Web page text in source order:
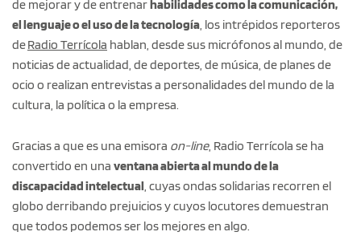
de mejorar y de entrenarhabilidades como la comunicación,
el lenguaje o el uso de la tecnología , los intrépidos reporteros
deRadio Terrícola hablan, desde sus micrófonos al mundo, de
noticias de actualidad, de deportes, de música, de planes de
ocio o realizan entrevistas a personalidades del mundo de la
cultura, la política o la empresa.
Gracias a que es una emisora on-line, Radio Terrícola se ha
convertido en una ventana abierta al mundo de la
discapacidad intelectual , cuyas ondas solidarias recorren el
globo derribando prejuicios y cuyos locutores demuestran
que todos podemos ser los mejores en algo.